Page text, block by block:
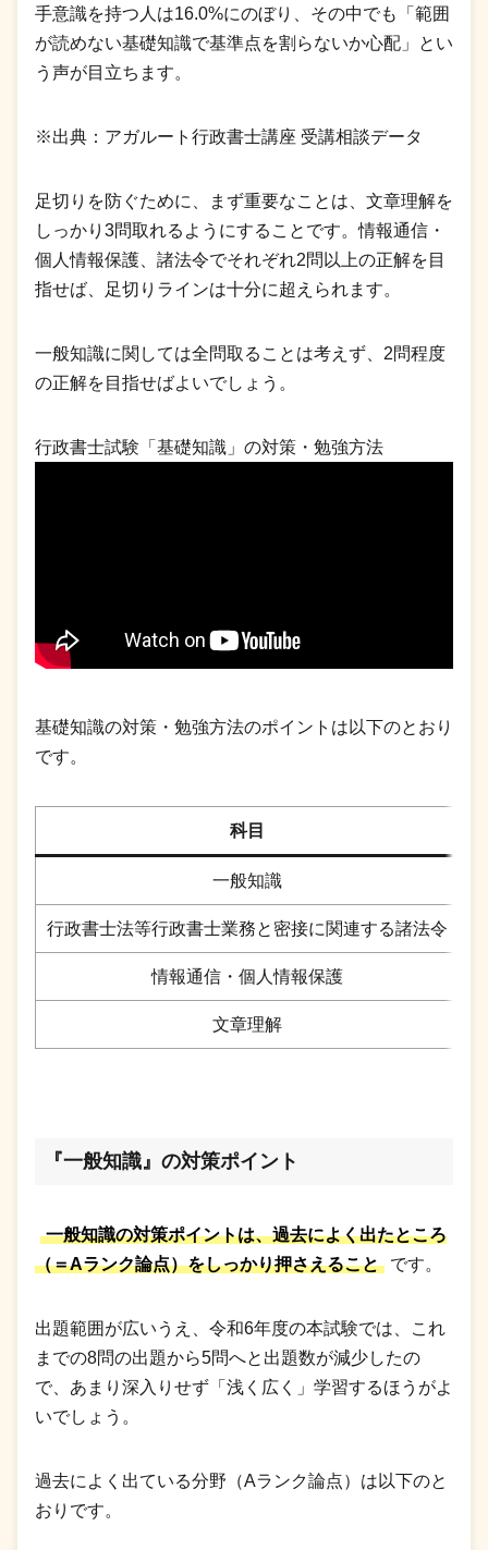
手意識を持つ人は16.0%にのぼり、その中でも「範囲
が読めない基礎知識で基準点を割らないか心配」とい
う声が目立ちます。
※出典：アガルート行政書士講座 受講相談データ
足切りを防ぐために、まず重要なことは、文章理解を
しっかり3問取れるようにすることです。情報通信・
個人情報保護、諸法令でそれぞれ2問以上の正解を目
指せば、足切りラインは十分に超えられます。
一般知識に関しては全問取ることは考えず、2問程度
の正解を目指せばよいでしょう。
行政書士試験「基礎知識」の対策・勉強方法
基礎知識の対策・勉強方法のポイントは以下のとおり
です。
科目
一般知識
行政書士法等行政書士業務と密接に関連する諸法令
情報通信・個人情報保護
文章理解
『一般知識』の対策ポイント
一般知識の対策ポイントは、過去によく出たところ
（＝Aランク論点）をしっかり押さえること
です。
出題範囲が広いうえ、令和6年度の本試験では、これ
までの8問の出題から5問へと出題数が減少したの
で、あまり深入りせず「浅く広く」学習するほうがよ
いでしょう。
過去によく出ている分野（Aランク論点）は以下のと
おりです。